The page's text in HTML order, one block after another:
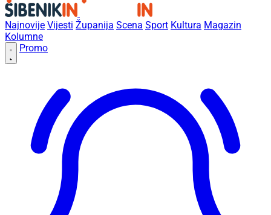
Najnovije Vijesti Županija Scena Sport Kultura Magazin
Kolumne
Promo